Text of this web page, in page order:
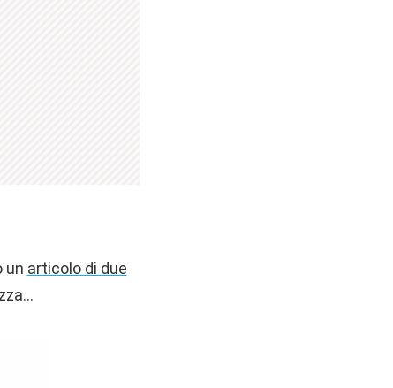
un articolo di due